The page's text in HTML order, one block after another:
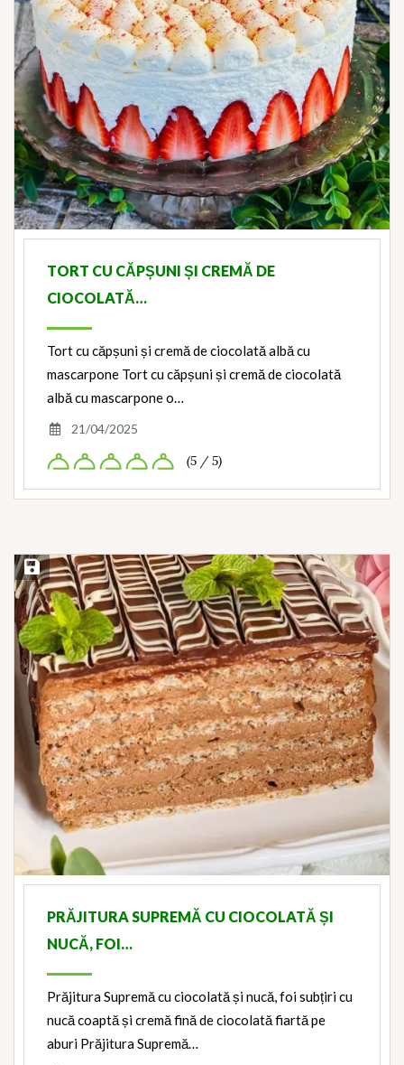
TORT CU CĂPȘUNI ȘI CREMĂ DE
CIOCOLATĂ…
Tort cu căpșuni și cremă de ciocolată albă cu
mascarpone Tort cu căpșuni și cremă de ciocolată
albă cu mascarpone o…
21/04/2025
(5 / 5)
Save Recipe
PRĂJITURA SUPREMĂ CU CIOCOLATĂ ȘI
NUCĂ, FOI…
Prăjitura Supremă cu ciocolată și nucă, foi subțiri cu
nucă coaptă și cremă fină de ciocolată fiartă pe
aburi Prăjitura Supremă…